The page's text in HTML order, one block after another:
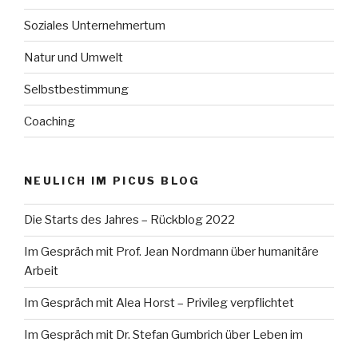
Soziales Unternehmertum
Natur und Umwelt
Selbstbestimmung
Coaching
NEULICH IM PICUS BLOG
Die Starts des Jahres – Rückblog 2022
Im Gespräch mit Prof. Jean Nordmann über humanitäre
Arbeit
Im Gespräch mit Alea Horst – Privileg verpflichtet
Im Gespräch mit Dr. Stefan Gumbrich über Leben im